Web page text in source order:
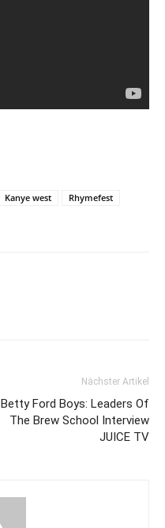
Kanye west
Rhymefest
Nächster Artikel
Betty Ford Boys: Leaders Of
The Brew School Interview
JUICE TV